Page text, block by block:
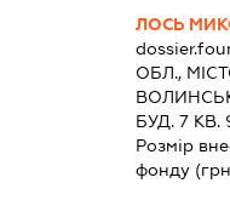
ЛОСЬ
ОБЛ.,
БУД. 7 КВ.
Розмір
фонду